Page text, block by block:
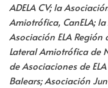
ADELA CV; la
Amiotrófica, CanELA;
Asociación ELA
Lateral Amiotrófica de
de Asociaciones de
Balears; Asociación